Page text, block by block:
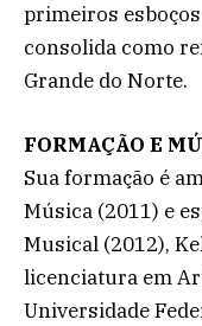
primeiros
consolida como
Grande do Norte.
FORMAÇÃO E
Sua formação é
Música (2011) e
Musical (2012),
licenciatura em
Universidade